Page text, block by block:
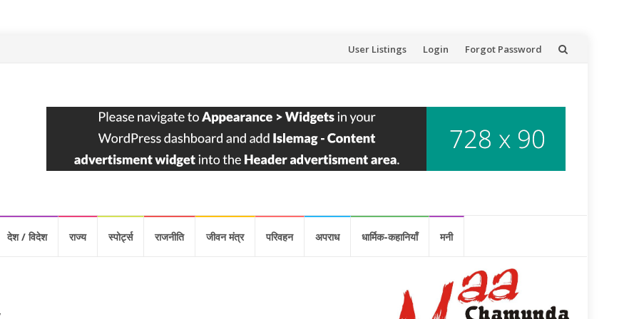
Skip
User Listings Login Forgot Password
देश / विदेश राज्य स्पोर्ट्स राजनीति जीवन मंत्र परिवहन अपराध धार्मिक-कहानियाँ मनी